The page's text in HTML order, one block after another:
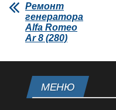
Ремонт
генератора
Alfa Romeo
Ar 8 (280)
МЕНЮ